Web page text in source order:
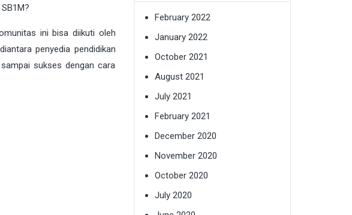
ini bisa diikuti oleh
penyedia pendidikan
sukses dengan cara
February 2022
January 2022
October 2021
August 2021
July 2021
February 2021
December 2020
November 2020
October 2020
July 2020